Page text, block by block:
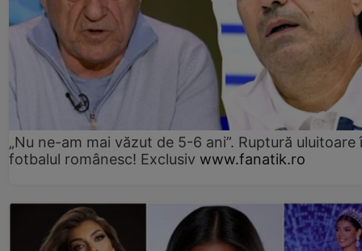
„Nu ne-am mai văzut de 5-6 ani”. Ruptură uluitoare
fotbalul românesc! Exclusiv www.fanatik.ro